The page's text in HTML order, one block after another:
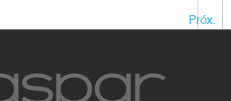
Próx.